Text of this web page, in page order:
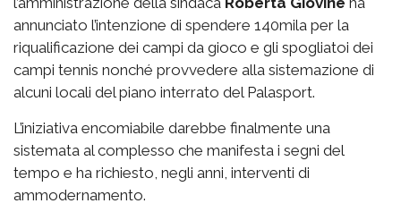
annunciato l’intenzione di spendere 140mila per la
riqualificazione dei campi da gioco e gli spogliatoi dei
campi tennis nonché provvedere alla sistemazione di
alcuni locali del piano interrato del Palasport.
L’iniziativa encomiabile darebbe finalmente una
sistemata al complesso che manifesta i segni del
tempo e ha richiesto, negli anni, interventi di
ammodernamento.